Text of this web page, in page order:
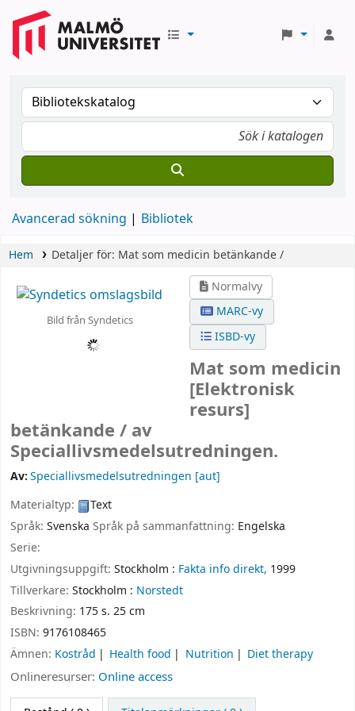
Avancerad sökning Bibliotek
Hem Detaljer för: Mat som medicin betänkande /
Bild från Syndetics
Normalvy
MARC-vy
ISBD-vy
Mat som medicin
[Elektronisk
resurs]
betänkande / av
Speciallivsmedelsutredningen.
Av:Speciallivsmedelsutredningen [aut]
Materialtyp:
Text
Språk: Svenska Språk på sammanfattning: Engelska
Serie:
Utgivningsuppgift: Stockholm : Fakta info direkt, 1999
Tillverkare: Stockholm : Norstedt
Beskrivning: 175 s. 25 cm
ISBN: 9176108465
Ämnen: Kostråd Health food Nutrition Diet therapy
Onlineresurser: Online access